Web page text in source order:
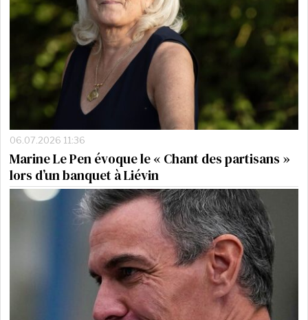
06.07.2026 11:36
Marine Le Pen évoque le « Chant des partisans »
lors d’un banquet à Liévin